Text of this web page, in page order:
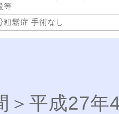
等
粗鬆症 手術なし
＞平成27